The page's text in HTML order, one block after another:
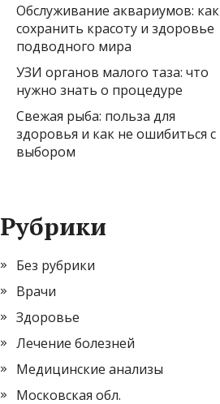
Обслуживание аквариумов: как
сохранить красоту и здоровье
подводного мира
УЗИ органов малого таза: что
нужно знать о процедуре
Свежая рыба: польза для
здоровья и как не ошибиться с
выбором
Рубрики
Без рубрики
Врачи
Здоровье
Лечение болезней
Медицинские анализы
Московская обл.